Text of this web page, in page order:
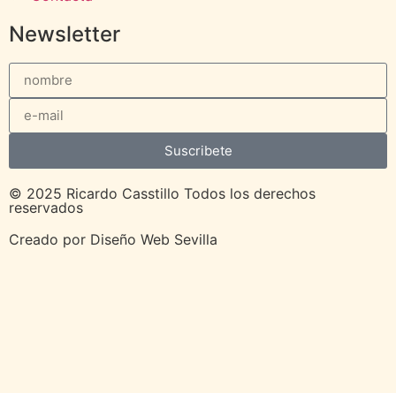
Newsletter
Suscribete
© 2025 Ricardo Casstillo Todos los derechos
reservados
Creado por Diseño Web Sevilla